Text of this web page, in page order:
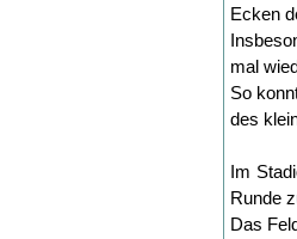
Ecken
mal
So
des
Im
Runde
Das